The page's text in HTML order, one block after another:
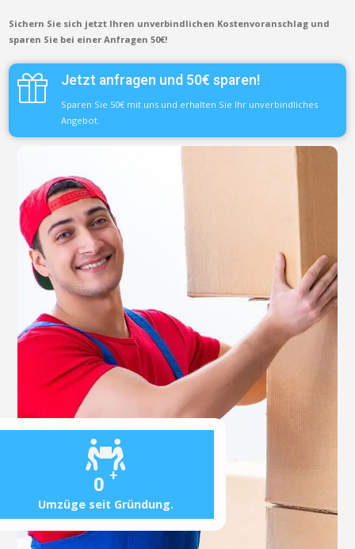
0 +
Umzüge seit Gründung.
Sichern Sie sich jetzt Ihren unverbindlichen Kostenvoranschlag und
sparen Sie bei einer Anfragen 50€!
Jetzt anfragen und 50€ sparen!
Sparen Sie 50€ mit uns und erhalten Sie Ihr unverbindliches
Angebot.